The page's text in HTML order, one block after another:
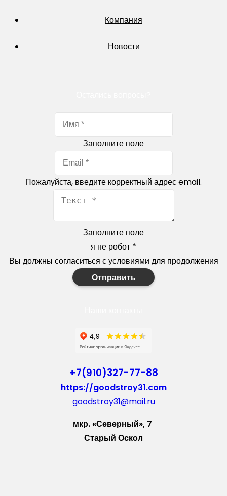
Компания
Новости
Заполните поле
Пожалуйста, введите корректный адрес email.
Заполните поле
я не робот *
Вы должны согласиться с условиями для продолжения
Отправить
+7(910)327-77-88
https://goodstroy31.com
goodstroy31@mail.ru
мкр. «Северный», 7
Старый Оскол